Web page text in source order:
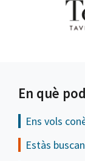
En què
Ens vols
Estàs